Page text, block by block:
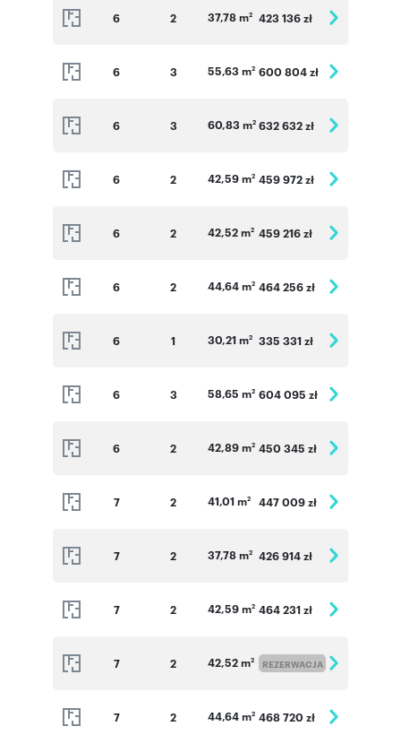
6 2 37,78 m2 423 136 zł
6 3 55,63 m2 600 804 zł
6 3 60,83 m2 632 632 zł
6 2 42,59 m2 459 972 zł
6 2 42,52 m2 459 216 zł
6 2 44,64 m2 464 256 zł
6 1 30,21 m2 335 331 zł
6 3 58,65 m2 604 095 zł
6 2 42,89 m2 450 345 zł
7 2 41,01 m2 447 009 zł
7 2 37,78 m2 426 914 zł
7 2 42,59 m2 464 231 zł
7 2 42,52 m2 REZERWACJA
7 2 44,64 m2 468 720 zł